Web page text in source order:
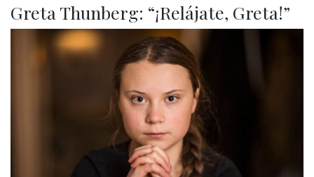
Greta Thunberg: “¡Relájate, Greta!”